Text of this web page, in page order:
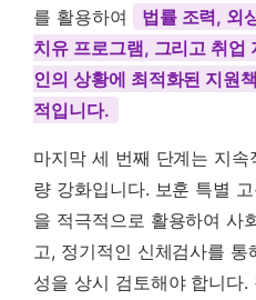
를 활용하여
법률 조력, 외
치유 프로그램, 그리고 취
인의 상황에 최적화된 지원
적입니다.
마지막 세 번째 단계는 지
량 강화입니다. 보훈 특별
을 적극적으로 활용하여 사
고, 정기적인 신체검사를
성을 상시 검토해야 합니다